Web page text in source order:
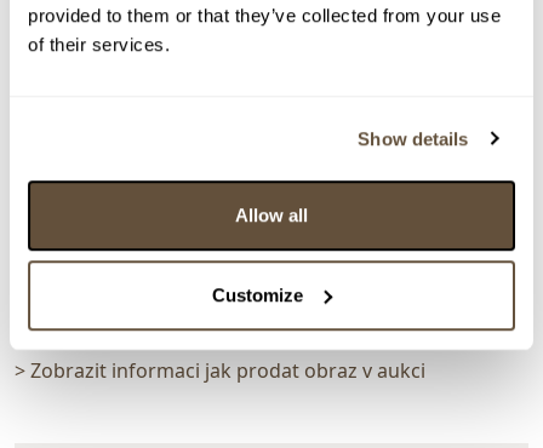
provided to them or that they’ve collected from your use
of their services.
Show details
Allow all
Customize
Jaromír Kunc
161261. U řeky
1 000 Kč
vydraženo za:
2 900 Kč
Zpět na aukční výsledky
Chcete prodat obraz od stejného autora?
> Zobrazit informaci jak prodat obraz v aukci